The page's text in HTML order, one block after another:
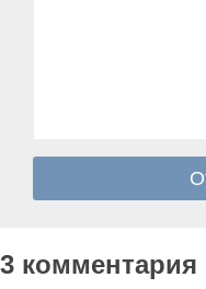
3 комментария